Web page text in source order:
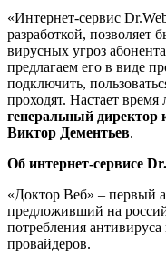
«Интернет-сервис
разработкой, позволяет
вирусных угроз
предлагаем его в виде
подключить,
проходят. Настает
генеральный
Виктор Дементьев.
Об интернет-сервисе
«Доктор Веб» – первый
предложивший на
потребления антивируса
провайдеров.